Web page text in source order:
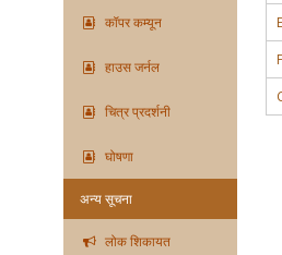
कॉपर कम्यून
हाउस जर्नल
चित्र प्रदर्शनी
घोषणा
अन्य सूचना
लोक शिकायत